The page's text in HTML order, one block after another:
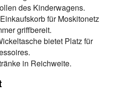
des Kinderwagens.
für Moskitonetz
griffbereit.
bietet Platz für
in Reichweite.